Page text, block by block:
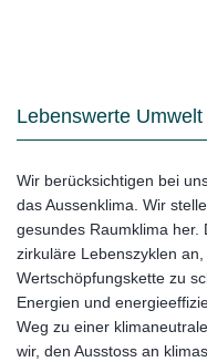
Lebenswerte Umwelt
Wir berücksichtigen bei
das Aussenklima. Wir
gesundes Raumklima her.
zirkuläre Lebenszyklen
Wertschöpfungskette zu
Energien und
Weg zu einer
wir, den Ausstoss an